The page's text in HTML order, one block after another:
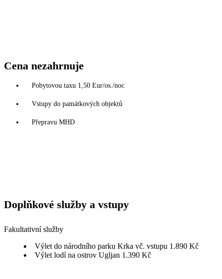
Cena nezahrnuje
Pobytovou taxu 1,50 Eur/os./noc
Vstupy do památkových objektů
Přepravu MHD
Doplňkové služby a vstupy
Fakultativní služby
Výlet do národního parku Krka vč. vstupu 1.890 Kč
Výlet lodí na ostrov Ugljan 1.390 Kč